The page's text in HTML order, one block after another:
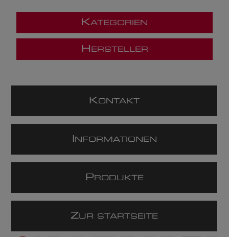
KATEGORIEN
H ERSTELLER
KONTAKT
NFORMATIONEN
P RODUKTE
ZUR STARTSEITE